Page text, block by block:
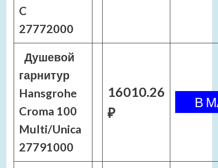
C
27772000
Душевой
гарнитур
Hansgrohe
Croma 100
Multi/Unica
27791000
16010.26
₽